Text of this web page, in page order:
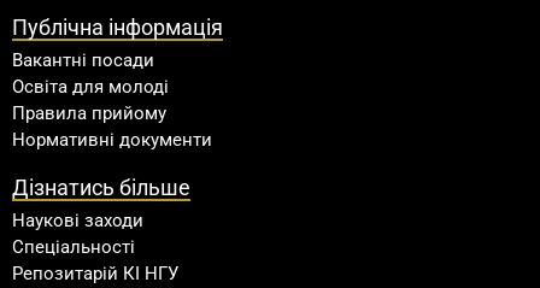
Публічна інформація
Вакантні посади
Освіта для молоді
Правила прийому
Нормативні документи
Дізнатись більше
Наукові заходи
Спеціальності
Репозитарій КІ НГУ